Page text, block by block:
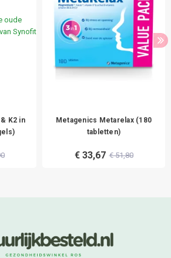
K2 in
Metagenics Metarelax (180
tabletten)
€ 33,67 € 51,80